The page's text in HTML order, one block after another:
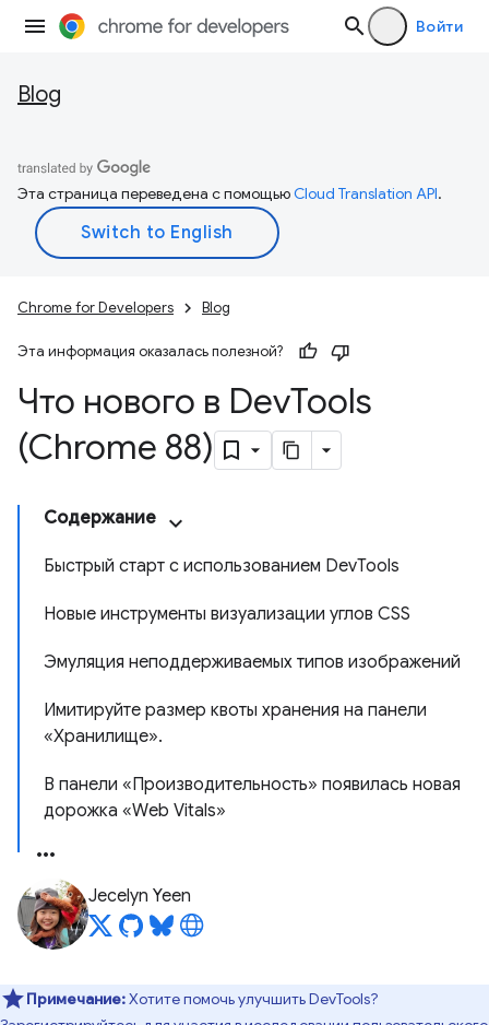
Войти
Blog
Эта страница переведена с помощьюCloud Translation API.
Chrome for Developers Blog
Эта информация оказалась полезной?
Что нового в DevTools
(Chrome 88)
Содержание
Быстрый старт с использованием DevTools
Новые инструменты визуализации углов CSS
Эмуляция неподдерживаемых типов изображений
Имитируйте размер квоты хранения на панели
«Хранилище».
В панели «Производительность» появилась новая
дорожка «Web Vitals»
Jecelyn Yeen
Примечание:Хотите помочь улучшить DevTools?